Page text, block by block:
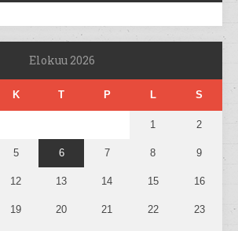
Elokuu 2026
K T P L S
1 2
5 6 7 8 9
12 13 14 15 16
19 20 21 22 23